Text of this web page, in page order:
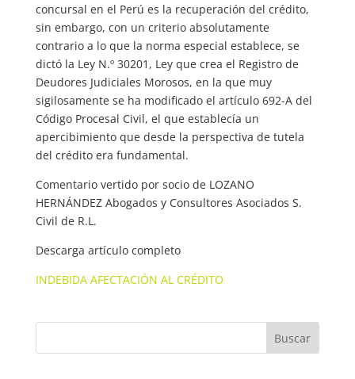
concursal en el Perú es la recuperación del crédito,
sin embargo, con un criterio absolutamente
contrario a lo que la norma especial establece, se
dictó la Ley N.º 30201, Ley que crea el Registro de
Deudores Judiciales Morosos, en la que muy
sigilosamente se ha modificado el artículo 692-A del
Código Procesal Civil, el que establecía un
apercibimiento que desde la perspectiva de tutela
del crédito era fundamental.
Comentario vertido por socio de LOZANO
HERNÁNDEZ Abogados y Consultores Asociados S.
Civil de R.L.
Descarga artículo completo
INDEBIDA AFECTACIÓN AL CRÉDITO